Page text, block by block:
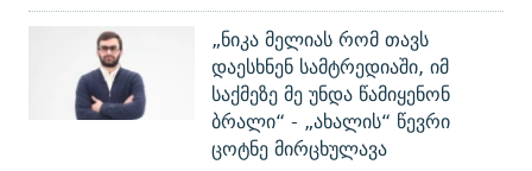
„ნიკა მელიას რომ თავს
დაესხნენ სამტრედიაში, იმ
საქმეზე მე უნდა წამიყენონ
ბრალი“ - „ახალის“ წევრი
ცოტნე მირცხულავა